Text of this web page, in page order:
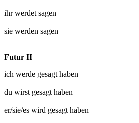
ihr werdet sagen
sie werden sagen
Futur II
ich werde gesagt haben
du wirst gesagt haben
er/sie/es wird gesagt haben